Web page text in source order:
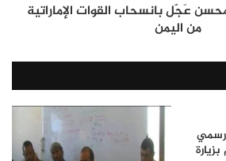
عَجّل بانسحاب القوات الإماراتية
من اليمن
رسمي